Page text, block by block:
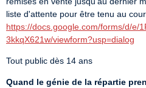
https://docs.google.com/forms/d/e/
3kkqX621w/viewform?usp=dialog
Tout public dès 14 ans
Quand le génie de la répartie